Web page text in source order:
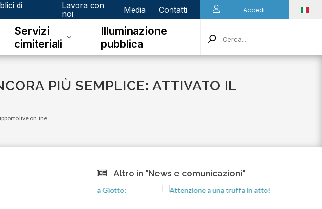
di
Lavora con
noi
Media Contatti Accedi
Servizi
cimiteriali
Illuminazione
pubblica
PIÙ SEMPLICE: ATTIVATO IL
live on line
Altro in "News e comunicazioni"